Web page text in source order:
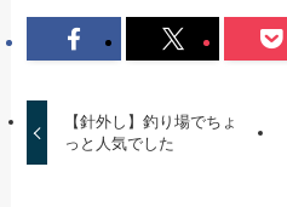
【針外し】釣り場でちょ
っと人気でした